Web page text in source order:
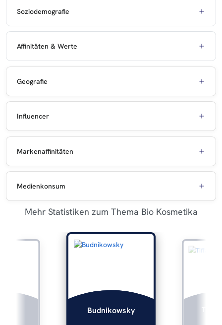
Soziodemografie
Affinitäten & Werte
Geografie
Influencer
Markenaffinitäten
Medienkonsum
Mehr Statistiken zum Thema Bio Kosmetika
Budnikowsky